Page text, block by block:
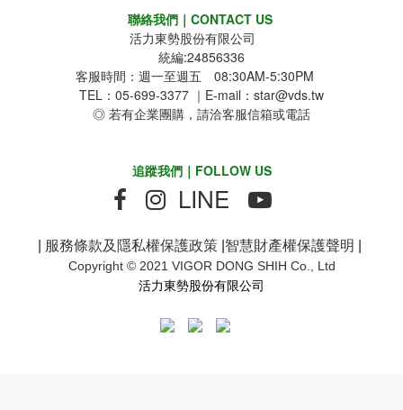
聯絡我們｜CONTACT US
活力東勢股份有限公司
統編:24856336
客服時間：週一至週五 08:30AM-5:30PM
TEL：05-699-3377 ｜E-mail：star@vds.tw
◎ 若有企業團購，請洽客服信箱或電話
追蹤我們｜FOLLOW US
LINE
| 服務條款及隱私權保護政策 |智慧財產權保護聲明 |
Copyright © 2021 VIGOR DONG SHIH Co., Ltd
活力東勢股份有限公司